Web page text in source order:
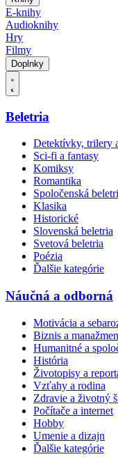
E-knihy
Audioknihy
Hry
Filmy
Doplnky
Beletria
Detektívky, trilery
Sci-fi a fantasy
Komiksy
Romantika
Spoločenská
Klasika
Historické
Slovenská beletria
Svetová beletria
Poézia
Ďalšie kategórie
Náučná a odborná
Motivácia a
Biznis a
Humanitné a
História
Životopisy a
Vzťahy a rodina
Zdravie a životný
Počítače a internet
Hobby
Umenie a dizajn
Ďalšie kategórie